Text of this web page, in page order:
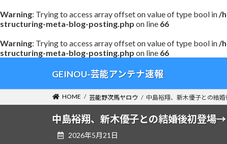
Warning: Trying to access array offset on value of type bool in/
structuring-meta-blog-posting.php on line 66
Warning: Trying to access array offset on value of type bool in/
structuring-meta-blog-posting.php on line 66
テ
ゲ
GEINOU-芸能アンテナ速報
HOME 芸能野次馬ヤロウ 中島裕翔、新木優子との結
中島裕翔、新木優子との結婚後初登場
2026年5月21日